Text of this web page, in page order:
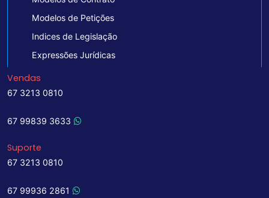
Modelos de Petições
Indices de Legislação
Expressões Jurídicas
Vendas
67 3213 0810
67 99839 3633
Suporte
67 3213 0810
67 99936 2861